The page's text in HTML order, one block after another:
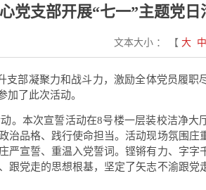
支部开展“七一”主题党日
文本大小 ： 【 大 中
部凝聚力和战斗力，激励全体党员履职
了此次活动。
。本次宣誓活动在8号楼一层装校洁净大
品格、践行使命担当。活动现场氛围庄
严宣誓、重温入党誓词。铿锵有力、字字
跟党走的思想根基，坚定了矢志不渝跟党